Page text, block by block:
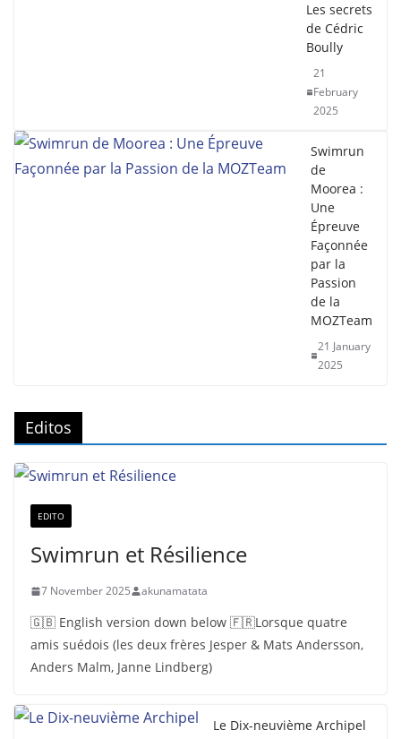
Les secrets
de Cédric
Boully
21
February
2025
Swimrun
de
Moorea :
Une
Épreuve
Façonnée
par la
Passion
de la
MOZTeam
21 January
2025
Editos
EDITO
Swimrun et Résilience
7 November 2025 akunamatata
🇬🇧 English version down below 🇫🇷Lorsque quatre
amis suédois (les deux frères Jesper & Mats Andersson,
Anders Malm, Janne Lindberg)
Le Dix-neuvième Archipel